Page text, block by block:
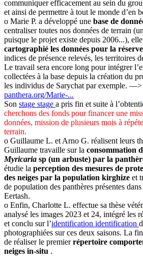
communiquer efficacement au sein du
et ainsi de permettre à tout le monde d’en
o Marie P. a développé une base de
centraliser toutes nos données de terrain
puisque le projet existe depuis 2006...),
cartographié les données pour la
indices de présence relevés, les territoires
Le travail sera encore long pour intégrer
collectées à la base depuis la création du
les individus de Sarychat par exemple. —>
panthera.org/Marie-...
Son stage stage a pris fin et suite à
cherchons des fonds pour financer une
données, mission de plusieurs mois à
terrain.
o Guillaume L. et Arno G. réalisent leurs
Guillaume travaille sur la consommation
Myricaria sp (un arbuste) par la
étudie la perception des mesures de
des neiges par la population kirghize et
de population des panthères présentes
Eertash.
o Enfin, Charlotte L. effectue sa thèse
analysé les images 2023 et 24, intégré les
et conclu sur l’identification identification
photographiées sur ces deux saisons. La
de réaliser le premierrépertoire
neiges in-situ .